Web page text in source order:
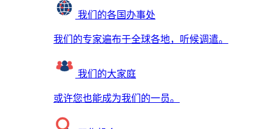
我们的各国办事处
我们的专家遍布于全球各地，听候调遣。
我们的大家庭
或许您也能成为我们的一员。